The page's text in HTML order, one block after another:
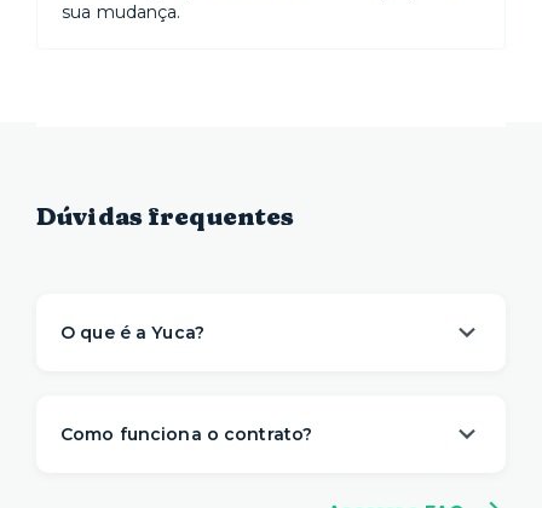
sua mudança.
Dúvidas frequentes
O que é a Yuca?
morar . Nós descomplicamos o aluguel para
– e isso começa antes
Como funciona o contrato?